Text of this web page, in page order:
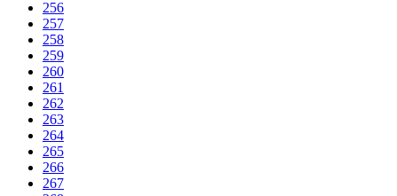
256
257
258
259
260
261
262
263
264
265
266
267